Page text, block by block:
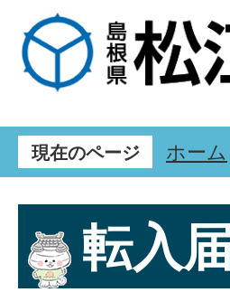
現在のページ ホーム
転入